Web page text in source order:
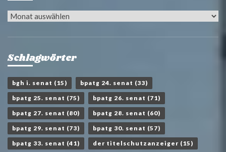
Archiv
Schlagwörter
bgh i. senat (15) bpatg 24. senat (33)
bpatg 25. senat (75) bpatg 26. senat (71)
bpatg 27. senat (80) bpatg 28. senat (60)
bpatg 29. senat (73) bpatg 30. senat (57)
bpatg 33. senat (41) der titelschutzanzeiger (15)